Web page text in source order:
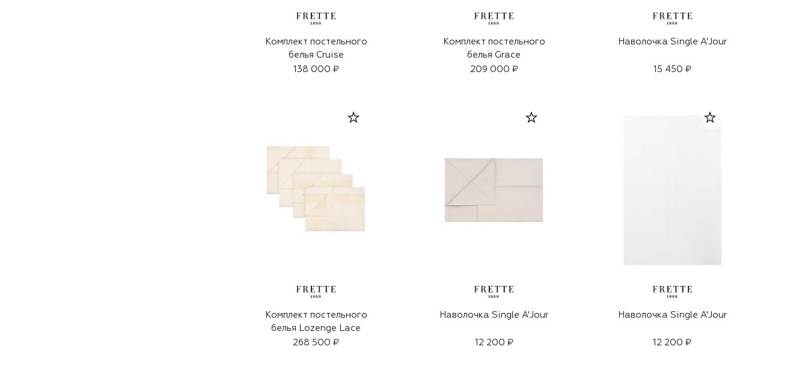
Комплект постельного
белья Cruise
138 000 ₽
Комплект постельного
белья Grace
209 000 ₽
Наволочка Single A'Jour
15 450 ₽
Комплект постельного
белья Lozenge Lace
268 500 ₽
Наволочка Single A'Jour
12 200 ₽
Наволочка Single A'Jour
12 200 ₽